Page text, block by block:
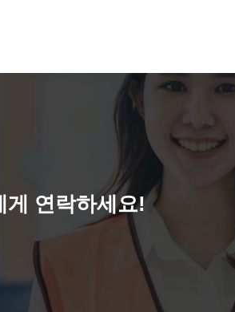
게 연락하세요!